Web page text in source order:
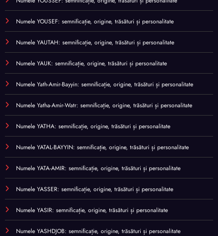
Numele YOUSEF: semnificație, origine, trăsături și personalitate
Numele YAUTAH: semnificație, origine, trăsături și personalitate
Numele YAUK: semnificație, origine, trăsături și personalitate
Numele Yath-Amir-Bayyin: semnificație, origine, trăsături și personalitate
Numele Yatha-Amir-Watr: semnificație, origine, trăsături și personalitate
Numele YATHA: semnificație, origine, trăsături și personalitate
Numele YATAL-BAYYIN: semnificație, origine, trăsături și personalitate
Numele YATA-AMIR: semnificație, origine, trăsături și personalitate
Numele YASSER: semnificație, origine, trăsături și personalitate
Numele YASIR: semnificație, origine, trăsături și personalitate
Numele YASHDJOB: semnificație, origine, trăsături și personalitate